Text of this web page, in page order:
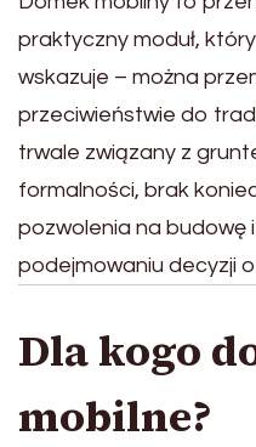
praktyczny moduł,
wskazuje – można
przeciwieństwie do
trwale związany z
formalności, brak
pozwolenia na budowę
podejmowaniu decyzji o
Dla kogo
mobilne?